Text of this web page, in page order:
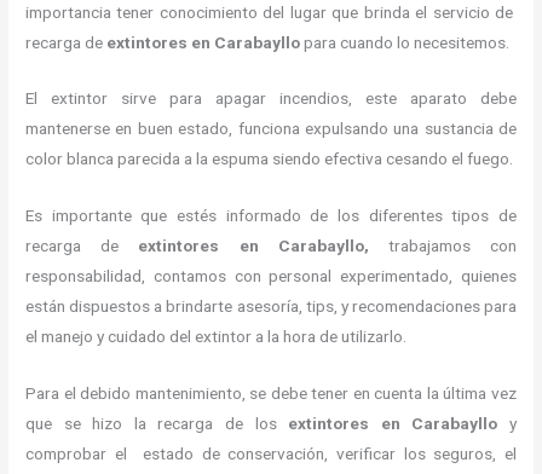
importancia tener conocimiento del lugar que brinda el servicio de
recarga de extintores en Carabayllopara cuando lo necesitemos.
El extintor sirve para apagar incendios, este aparato debe
mantenerse en buen estado, funciona expulsando una sustancia de
color blanca parecida a la espuma siendo efectiva cesando el fuego.
Es importante que estés informado de los diferentes tipos de
recarga de extintores en Carabayllo, trabajamos con
responsabilidad, contamos con personal experimentado, quienes
están dispuestos a brindarte asesoría, tips, y recomendaciones para
el manejo y cuidado del extintor a la hora de utilizarlo.
Para el debido mantenimiento, se debe tener en cuenta la última vez
que se hizo la recarga de los extintores en Carabayllo y
comprobar el estado de conservación, verificar los seguros, el